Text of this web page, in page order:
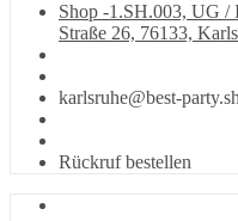
Shop -1.SH.003, UG
Straße 26, 76133,
karlsruhe@best-
Rückruf bestellen